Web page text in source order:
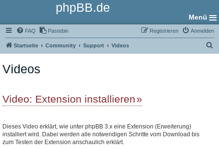
phpBB.de
Menü
FAQ Pastebin Anmelden
Registrieren
Startseite Community Support Videos
Videos
Video: Extension installieren
Dieses Video erklärt, wie unter phpBB 3.x eine Extension (Erweiterung)
installiert wird. Dabei werden alle notwendigen Schritte vom Download bis
zum Testen der Extension anschaulich erklärt.